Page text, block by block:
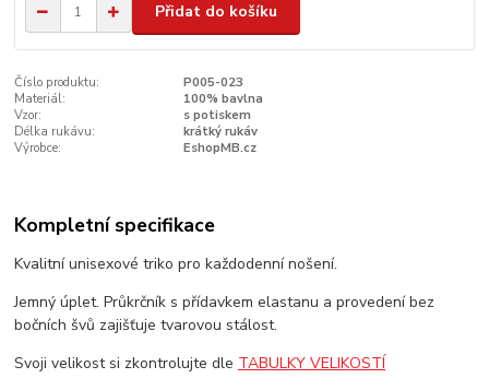
Přidat do košíku
Číslo produktu:
P005-023
Materiál:
100% bavlna
Vzor:
s potiskem
Délka rukávu:
krátký rukáv
Výrobce:
EshopMB.cz
Kompletní specifikace
Kvalitní unisexové triko pro každodenní nošení.
Jemný úplet. Průkrčník s přídavkem elastanu a provedení bez
bočních švů zajišťuje tvarovou stálost.
Svoji velikost si zkontrolujte dle TABULKY VELIKOSTÍ